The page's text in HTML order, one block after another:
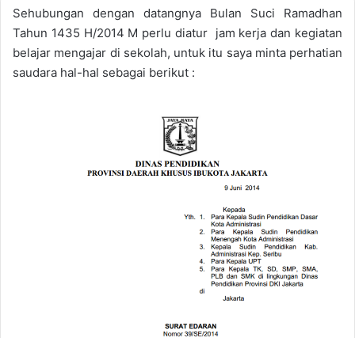
Sehubungan dengan datangnya Bulan Suci Ramadhan
Tahun 1435 H/2014 M perlu diatur jam kerja dan kegiatan
belajar mengajar di sekolah, untuk itu saya minta perhatian
saudara hal-hal sebagai berikut :